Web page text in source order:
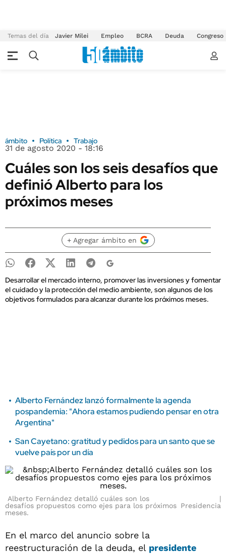
Temas del día Javier Milei Empleo BCRA Deuda Congreso
ámbito Política Trabajo
31 de agosto 2020 - 18:16
Cuáles son los seis desafíos que
definió Alberto para los
próximos meses
+ Agregar ámbito en
Desarrollar el mercado interno, promover las inversiones y fomentar
el cuidado y la protección del medio ambiente, son algunos de los
objetivos formulados para alcanzar durante los próximos meses.
Alberto Fernández lanzó formalmente la agenda
pospandemia: "Ahora estamos pudiendo pensar en otra
Argentina"
San Cayetano: gratitud y pedidos para un santo que se
vuelve país por un día
Alberto Fernández detalló cuáles son los
desafíos propuestos como ejes para los próximos
meses.
Presidencia
En el marco del anuncio sobre la
reestructuración de la deuda, el presidente